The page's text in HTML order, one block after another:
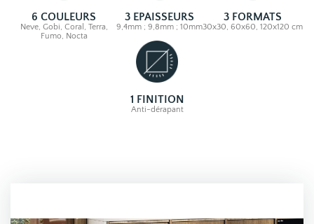
6 COULEURS
Neve, Gobi, Coral, Terra,
Fumo, Nocta
3 EPAISSEURS
9,4mm ; 9,8mm ; 10mm
3 FORMATS
30x30, 60x60, 120x120 cm
1 FINITION
Anti-dérapant